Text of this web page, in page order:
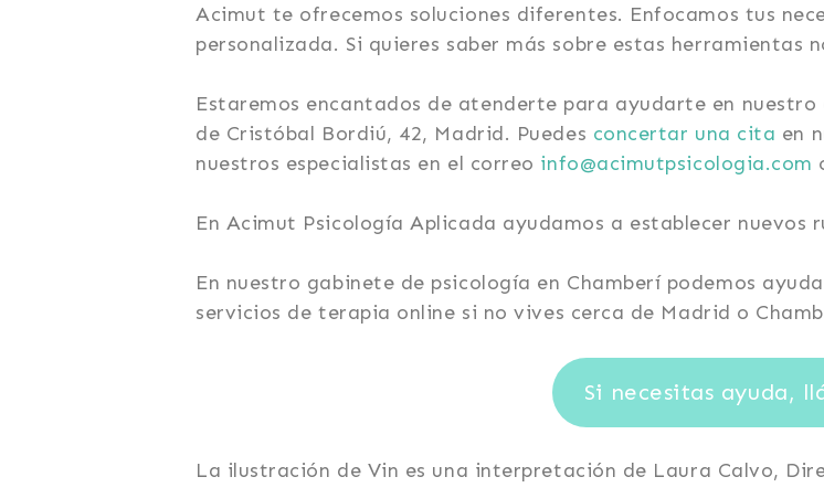
Acimut te ofrecemos soluciones diferentes. Enfocamos tus
personalizada. Si quieres saber más sobre estas herramientas
Estaremos encantados de atenderte para ayudarte en
de Cristóbal Bordiú, 42, Madrid. Puedes concertar una cita en
nuestros especialistas en el correo info@acimutpsicologia.com
En Acimut Psicología Aplicada ayudamos a establecer nuevos
En nuestro gabinete de psicología en Chamberí podemos
servicios de terapia online si no vives cerca de Madrid o
Si necesitas ayuda,
La ilustración de Vin es una interpretación de Laura Calvo,